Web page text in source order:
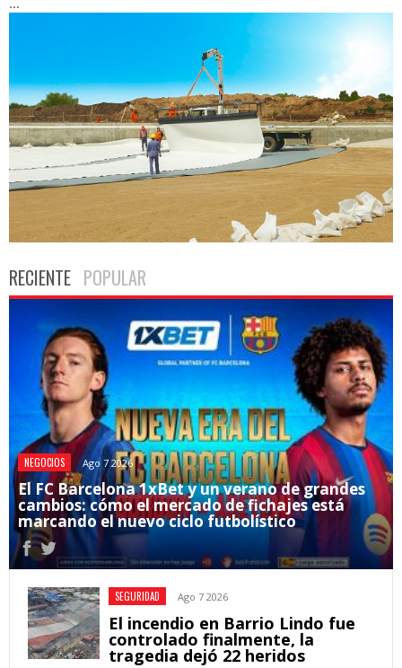
RECIENTE POPULAR
NEGOCIOS Ago 7 2026
El FC Barcelona 1xBet y un verano de grandes
cambios: cómo el mercado de fichajes está
marcando el nuevo ciclo futbolístico
SEGURIDAD Ago 7 2026
El incendio en Barrio Lindo fue
controlado finalmente, la
tragedia dejó 22 heridos